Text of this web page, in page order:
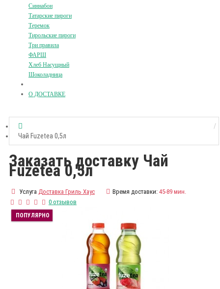
Синнабон
Татарские пироги
Теремок
Тирольские пироги
Три правила
ФАРШ
Хлеб Насущный
Шоколадница
О ДОСТАВКЕ
Чай Fuzetea 0,5л
Заказать доставку Чай
Fuzetea 0,5л
Услуга Доставка Гриль Хаус Время доставки: 45-89 мин.
0 отзывов
ПОПУЛЯРНО